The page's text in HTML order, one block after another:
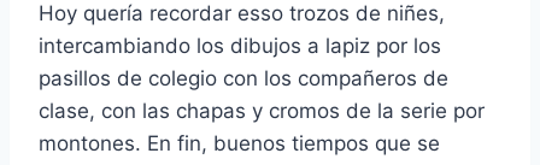
Hoy quería recordar esso trozos de niñes,
intercambiando los dibujos a lapiz por los
pasillos de colegio con los compañeros de
clase, con las chapas y cromos de la serie por
montones. En fin, buenos tiempos que se